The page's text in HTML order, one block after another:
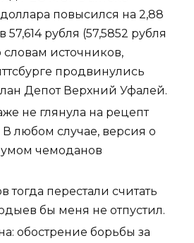
повысился на 2,88
57,614 рубля (57,5852 рубля
словам источников,
продвинулись
Депот Верхний Уфалей.
не глянула на рецепт
В любом случае, версия о
чемоданов
тогда перестали считать
бы меня не отпустил.
обострение борьбы за